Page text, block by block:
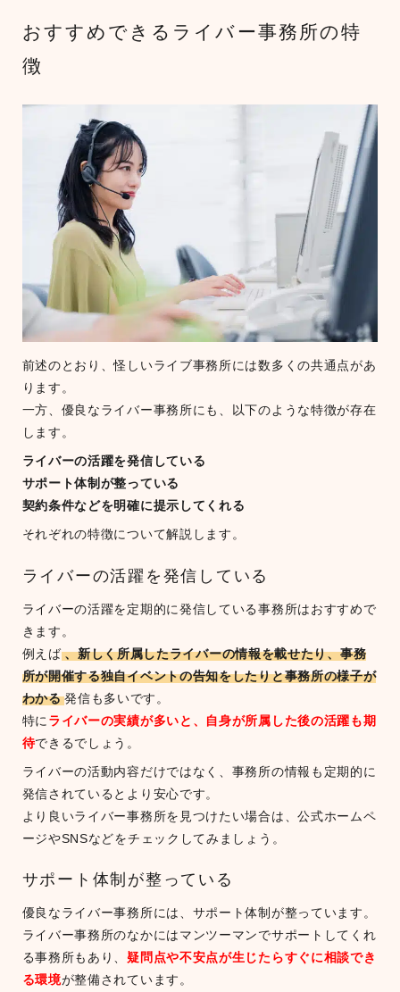
おすすめできるライバー事務所の特
徴
前述のとおり、怪しいライブ事務所には数多くの共通点があ
ります。
一方、優良なライバー事務所にも、以下のような特徴が存在
します。
ライバーの活躍を発信している
サポート体制が整っている
契約条件などを明確に提示してくれる
それぞれの特徴について解説します。
ライバーの活躍を発信している
ライバーの活躍を定期的に発信している事務所はおすすめで
きます。
例えば 、新しく所属したライバーの情報を載せたり、事務
所が開催する独自イベントの告知をしたりと事務所の様子が
わかる 発信も多いです。
特に ライバーの実績が多いと、自身が所属した後の活躍も期
待できるでしょう。
ライバーの活動内容だけではなく、事務所の情報も定期的に
発信されているとより安心です。
より良いライバー事務所を見つけたい場合は、公式ホームペ
ージやSNSなどをチェックしてみましょう。
サポート体制が整っている
優良なライバー事務所には、サポート体制が整っています。
ライバー事務所のなかにはマンツーマンでサポートしてくれ
る事務所もあり、疑問点や不安点が生じたらすぐに相談でき
る環境が整備されています。